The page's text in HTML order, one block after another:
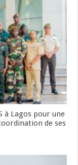
à Lagos pour une
de ses